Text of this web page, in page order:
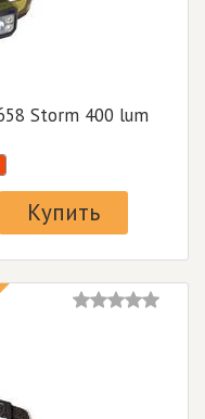
Storm 400 lum
Купить